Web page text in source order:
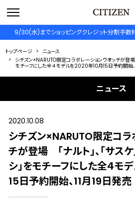
9/30(水)までショッピングクレジット分割手数
トップページ
ニュース
シチズン×NARUTO限定コラボレーションウオッチが登場 「
モチーフにした全４モデルを2020年10月15日予約開始
ニュース
2020.10.08
シチズン×NARUTO限定コラ
チが登場 「ナルト」、「サスケ
シ」をモチーフにした全４モ
15日予約開始、11月19日発売